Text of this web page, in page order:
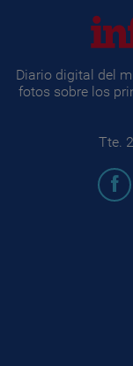
Diario digital del
fotos sobre los
Tte.